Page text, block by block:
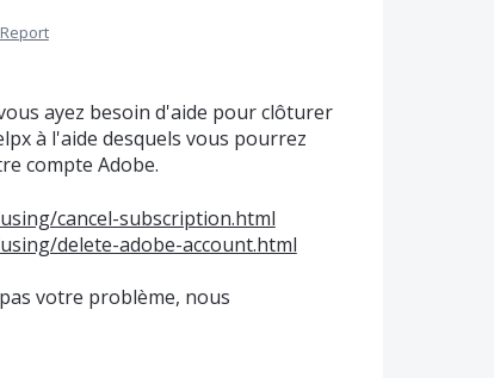
Report
ayez besoin d'aide pour clôturer
à l'aide desquels vous pourrez
compte Adobe.
cancel-subscription.html
delete-adobe-account.html
votre problème, nous